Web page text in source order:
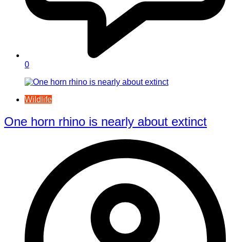
0
Wildlife
One horn rhino is nearly about extinct